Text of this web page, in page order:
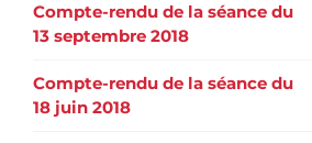
Compte-rendu de la séance du
13 septembre 2018
Compte-rendu de la séance du
18 juin 2018